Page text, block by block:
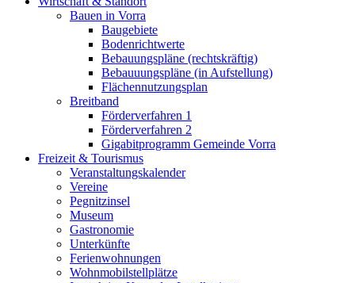
Bauen in Vorra
Baugebiete
Bodenrichtwerte
Bebauungspläne (rechtskräftig)
Bebauuungspläne (in Aufstellung)
Flächennutzungsplan
Breitband
Förderverfahren 1
Förderverfahren 2
Gigabitprogramm Gemeinde Vorra
Freizeit & Tourismus
Veranstaltungskalender
Vereine
Pegnitzinsel
Museum
Gastronomie
Unterkünfte
Ferienwohnungen
Wohnmobilstellplätze